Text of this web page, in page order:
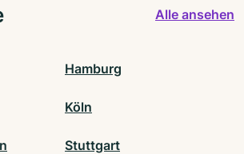
Alle ansehen
Hamburg
Köln
Stuttgart